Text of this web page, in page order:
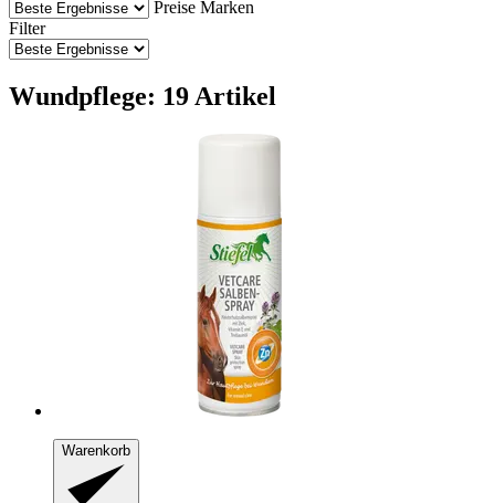
Preise Marken
Filter
Wundpflege: 19 Artikel
Warenkorb